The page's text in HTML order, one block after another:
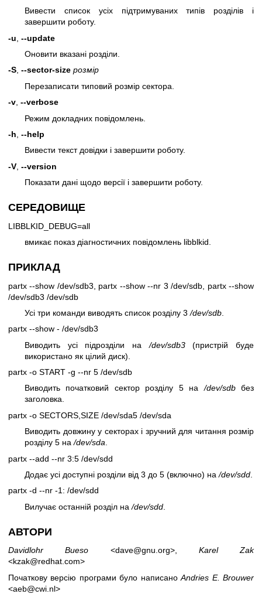
Вивести список усіх підтримуваних типів розділів і
завершити роботу.
-u --update
Оновити вказані розділи.
-S, --sector-size розмір
Перезаписати типовий розмір сектора.
-v --verbose
Режим докладних повідомлень.
-h --help
Вивести текст довідки і завершити роботу.
-V --version
Показати дані щодо версії і завершити роботу.
СЕРЕДОВИЩЕ
LIBBLKID_DEBUG=all
вмикає показ діагностичних повідомлень libblkid.
ПРИКЛАД
partx --show /dev/sdb3, partx --show --nr 3 /dev/sdb, partx --show
/dev/sdb3 /dev/sdb
Усі три команди виводять список розділу 3/dev/sdb
partx --show - /dev/sdb3
Виводить усі підрозділи на/dev/sdb3(пристрій буде
використано як цілий диск).
partx -o START -g --nr 5 /dev/sdb
Виводить початковий сектор розділу 5 на/dev/sdbбез
заголовка.
partx -o SECTORS,SIZE /dev/sda5 /dev/sda
Виводить довжину у секторах і зручний для читання розмір
розділу 5 на/dev/sda.
partx --add --nr 3:5 /dev/sdd
Додає усі доступні розділи від 3 до 5 (включно) на/dev/sdd
partx -d --nr -1: /dev/sdd
Вилучає останній розділ на/dev/sdd
АВТОРИ
Davidlohr Bueso <dave@gnu.org>, Karel Zak
<kzak@redhat.com>
Початкову версію програми було написаноAndries E. Brouwer
<aeb@cwi.nl>